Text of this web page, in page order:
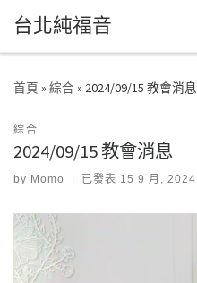
Skip to content
台北純福音
首頁 » 綜合 » 2024/09/15 教會消息
綜合
2024/09/15 教會消息
by Momo | 已發表 15 9 月, 2024